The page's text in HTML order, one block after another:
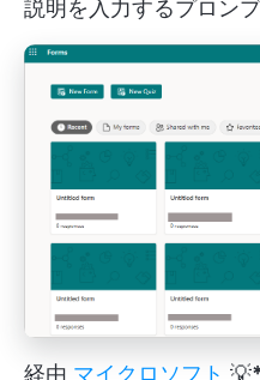
説明を入力するプロン
経由 マイクロソフト 💡